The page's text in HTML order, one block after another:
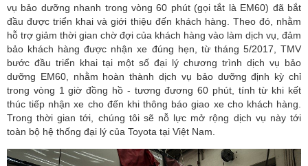
vụ bảo dưỡng nhanh trong vòng 60 phút (gọi tắt là EM60) đã bắt
đầu được triển khai và giới thiệu đến khách hàng. Theo đó, nhằm
hỗ trợ giảm thời gian chờ đợi của khách hàng vào làm dịch vụ, đảm
bảo khách hàng được nhận xe đúng hẹn, từ tháng 5/2017, TMV
bước đầu triển khai tại một số đại lý chương trình dịch vụ bảo
dưỡng EM60, nhằm hoàn thành dịch vụ bảo dưỡng định kỳ chỉ
trong vòng 1 giờ đồng hồ - tương đương 60 phút, tính từ khi kết
thúc tiếp nhận xe cho đến khi thông báo giao xe cho khách hàng.
Trong thời gian tới, chúng tôi sẽ nỗ lực mở rộng dịch vụ này tới
toàn bộ hệ thống đại lý của Toyota tại Việt Nam.